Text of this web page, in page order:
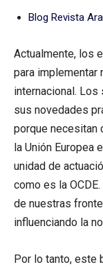
Blog Revista
Actualmente, los
para
internacional.
sus novedades
porque necesitan
la Unión Europea
unidad de
como es la
de nuestras
influenciando la
Por lo tanto, este